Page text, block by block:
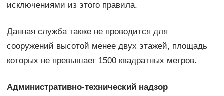
исключениями из этого правила.
Данная служба также не проводится для
сооружений высотой менее двух этажей, площадь
которых не превышает 1500 квадратных метров.
Административно-технический надзор